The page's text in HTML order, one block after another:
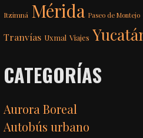
Itzimná Mérida Paseo de Montejo
Tranvías Uxmal Viajes
CATEGORÍAS
Aurora Boreal
Autobús urbano